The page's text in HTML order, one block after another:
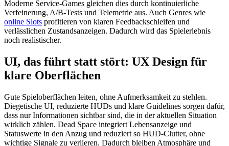
Moderne Service-Games gleichen dies durch kontinuierliche
Verfeinerung, A/B-Tests und Telemetrie aus. Auch Genres wie
online Slots profitieren von klaren Feedbackschleifen und
verlässlichen Zustandsanzeigen. Dadurch wird das Spielerlebnis
noch realistischer.
UI, das führt statt stört: UX Design für
klare Oberflächen
Gute Spieloberflächen leiten, ohne Aufmerksamkeit zu stehlen.
Diegetische UI, reduzierte HUDs und klare Guidelines sorgen dafür,
dass nur Informationen sichtbar sind, die in der aktuellen Situation
wirklich zählen. Dead Space integriert Lebensanzeige und
Statuswerte in den Anzug und reduziert so HUD-Clutter, ohne
wichtige Signale zu verlieren. Dadurch bleiben Atmosphäre und